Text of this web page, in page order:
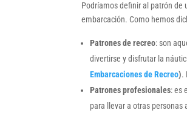
Podríamos definir al patrón de
embarcación. Como hemos
Patrones de recreo: son
divertirse y disfrutar la
Embarcaciones de Recreo).
Patrones profesionales: es
para llevar a otras